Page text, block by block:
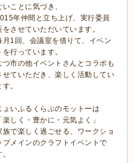
いことに気づき、
年仲間と立ち上げ、実行委員
をさせていただいています。
月1回、会議室を借りて、イベン
を行っています。
つ市の他イベントさんとコラボも
せていただき、楽しく活動してい
す。
ょいふるくらぶのモットーは
「楽しく・豊かに・元気よく」
族で楽しく過ごせる、ワークショ
プメインのクラフトイベントで